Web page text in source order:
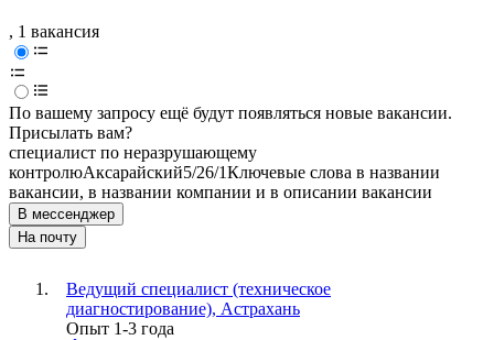
, 1 вакансия
По вашему запросу ещё будут появляться новые вакансии.
Присылать вам?
специалист по неразрушающему
контролюАксарайский5/26/1Ключевые слова в названии
вакансии, в названии компании и в описании вакансии
В мессенджер
На почту
Ведущий специалист (техническое
диагностирование), Астрахань
Опыт 1-3 года